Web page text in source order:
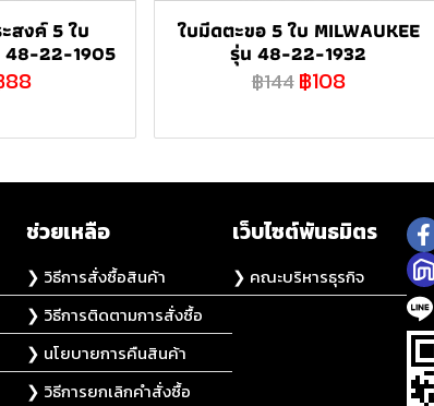
สงค์ 5 ใบ
48-22-1905
88
ใบมีดตะขอ 5 ใบ MILWAUKEE
รุ่น 48-22-1932
฿144฿108
ช่วยเหลือ
❯ วิธีการสั่งซื้อสินค้า
❯ วิธีการติดตามการสั่งซื้อ
❯ นโยบายการคืนสินค้า
❯ วิธีการยกเลิกคำสั่งซื้อ
เว็บไซต์พันธมิตร
❯ คณะบริหารธุรกิจ